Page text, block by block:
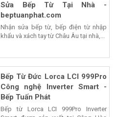
Sửa Bếp Từ Tại Nhà -
beptuanphat.com
Nhận sửa bếp từ, bếp điện từ nhập
khẩu và xách tay từ Châu Âu tại nhà,...
Bếp Từ Đức Lorca LCI 999Pro
Công nghệ Inverter Smart -
Bếp Tuấn Phát
Bếp từ Lorca LCI 999Pro Inverter